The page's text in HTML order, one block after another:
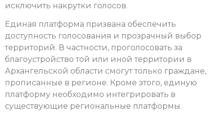
исключить накрутки голосов.
Единая платформа призвана обеспечить
доступность голосования и прозрачный выбор
территорий. В частности, проголосовать за
благоустройство той или иной территории в
Архангельской области смогут только граждане,
прописанные в регионе. Кроме этого, единую
платформу необходимо интегрировать в
существующие региональные платформы.